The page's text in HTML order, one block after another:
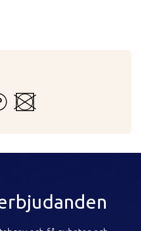
maskin eller för hand
med låg temperatur
inte starkare tvättvätskor än
Kan inte torktumlas